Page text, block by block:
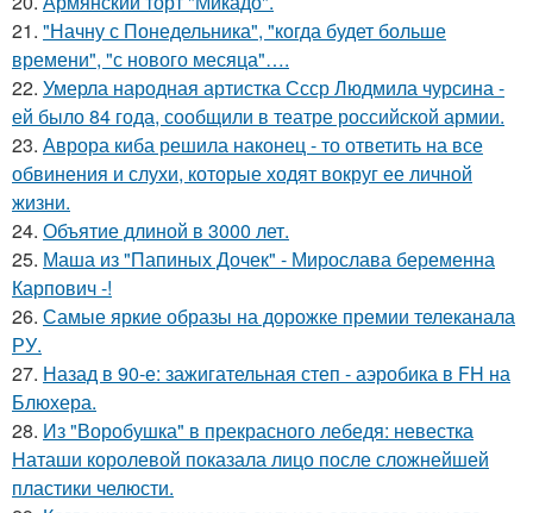
21. "Начну с Понедельника", "когда будет больше
времени", "с нового месяца"….
22. Умерла народная артистка Ссср Людмила чурсина -
ей было 84 года, сообщили в театре российской армии.
23. Аврора киба решила наконец - то ответить на все
обвинения и слухи, которые ходят вокруг ее личной
жизни.
24. Объятие длиной в 3000 лет.
25. Маша из "Папиных Дочек" - Мирослава беременна
Карпович -!
26. Самые яркие образы на дорожке премии телеканала
РУ.
27. Назад в 90-е: зажигательная степ - аэробика в FH на
Блюхера.
28. Из "Воробушка" в прекрасного лебедя: невестка
Наташи королевой показала лицо после сложнейшей
пластики челюсти.